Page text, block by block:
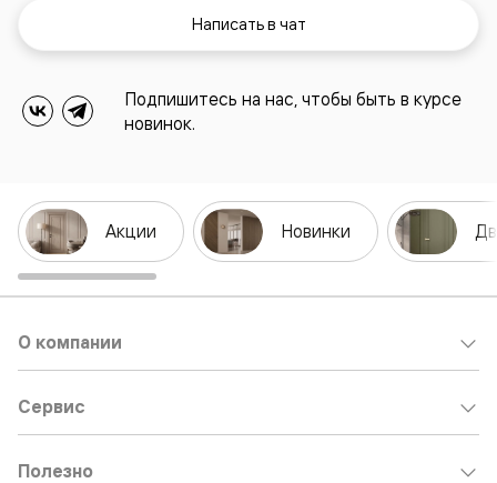
Написать в чат
Подпишитесь на нас, чтобы быть в курсе
новинок.
Акции Новинки
О компании
Сервис
Полезно